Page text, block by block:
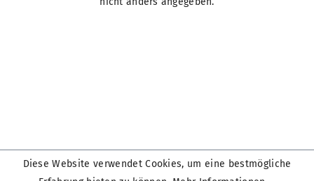
Diese Website verwendet Cookies, um eine bestmögliche